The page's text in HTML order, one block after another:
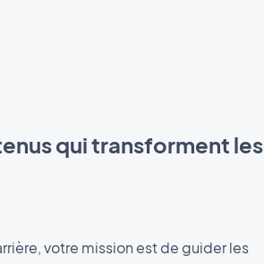
qui transforment les
votre mission est de guider les